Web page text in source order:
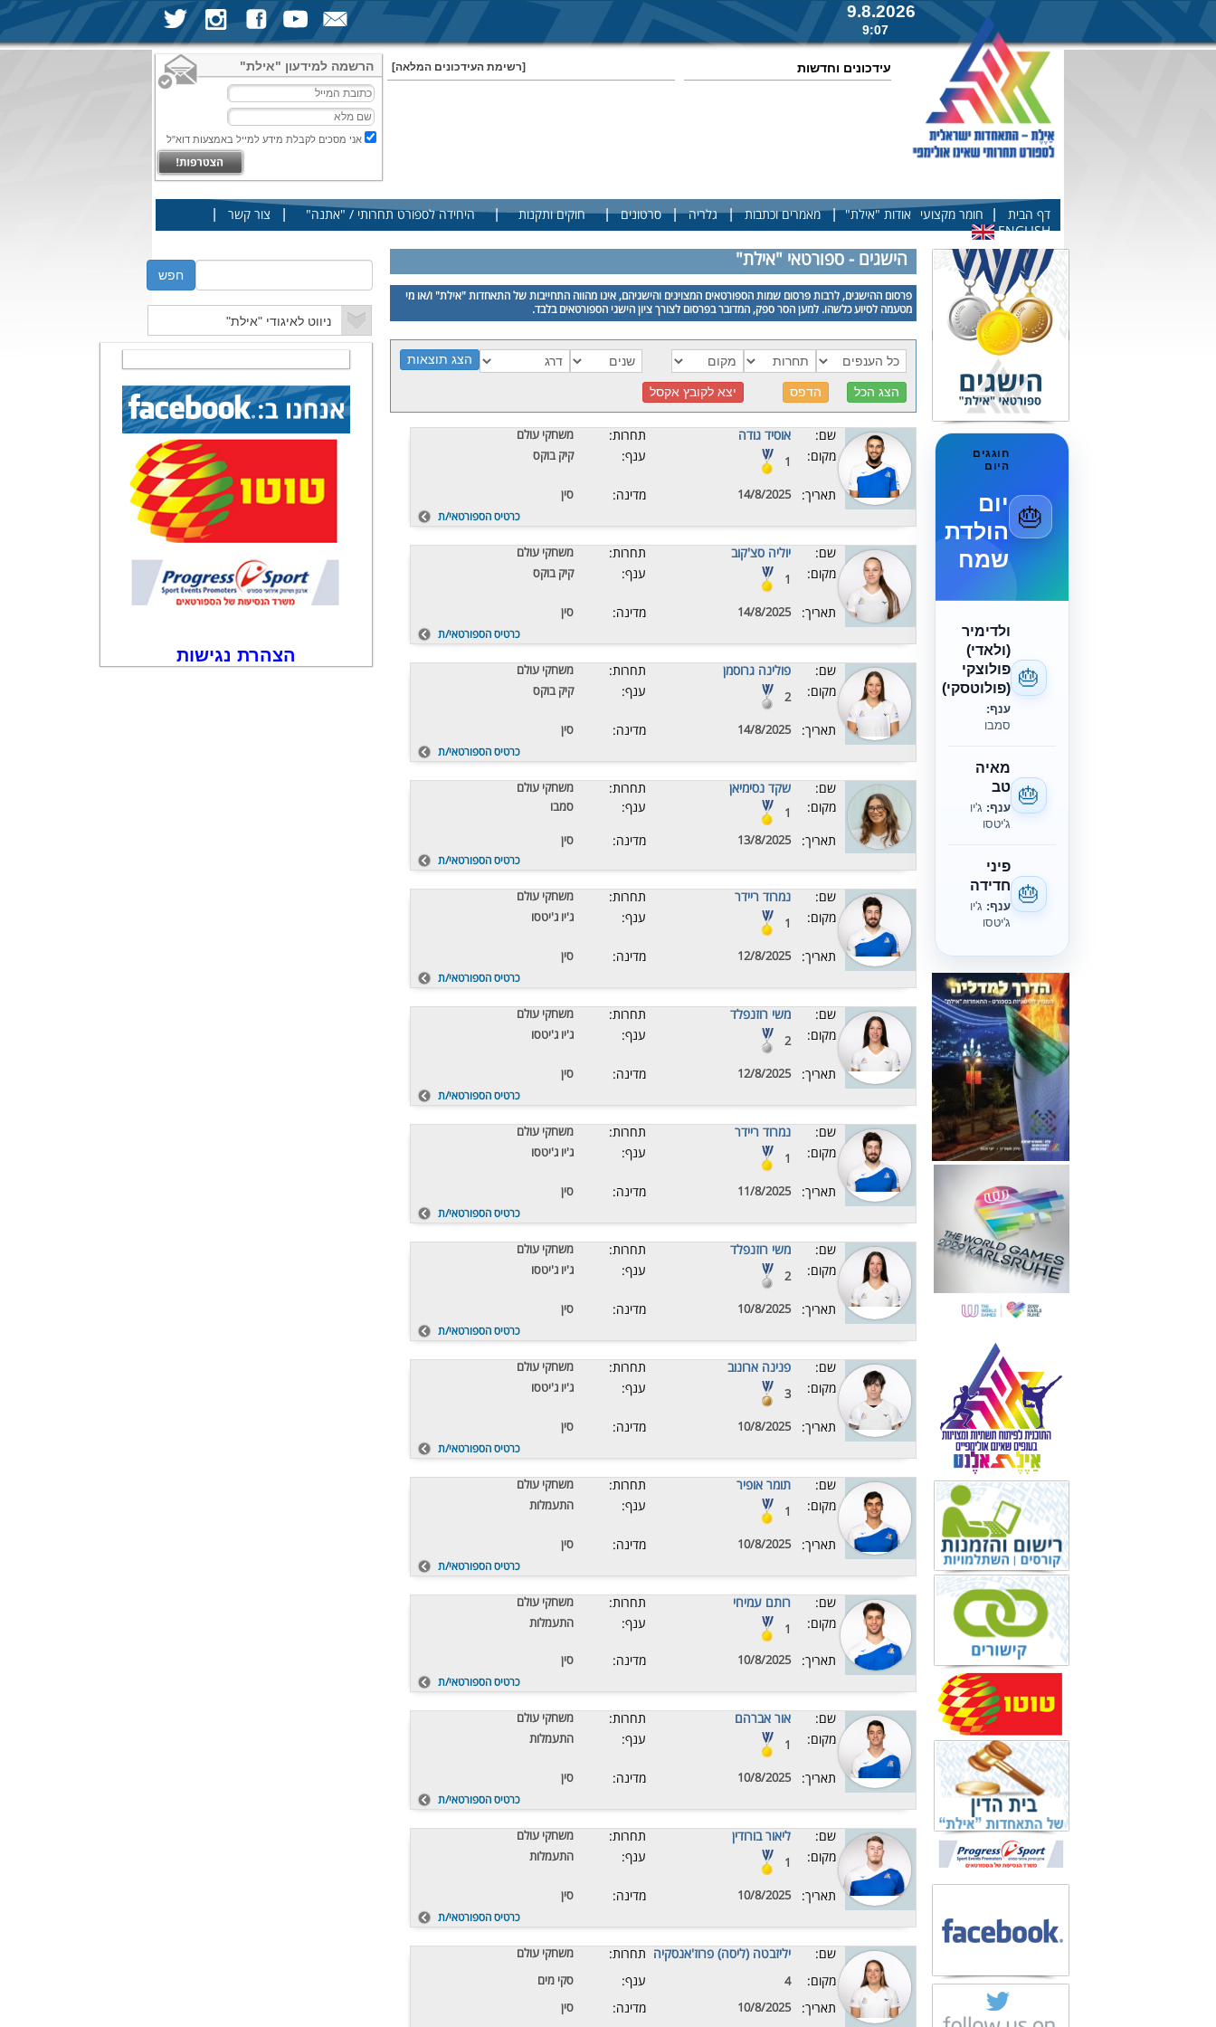
9.8.2026
9:07
הרשמה למידעון "אילת"
אני מסכים לקבלת מידע למייל באמצעות דוא"ל
עידכונים וחדשות [רשימת העידכונים המלאה]
דף הבית חומר מקצועי אודות "אילת" | מאמרים וכתבות | גלריה | סרטונים | חוקים ותקנות | היחידה לספורט תחרותי / "אתנה" צור קשר
ENGLISH
🎂
חוגגים
היום
יום
הולדת
שמח
🎂
ולדימיר
(ולאדי)
פולוצקי
(פולוטסקי)
ענף:
סמבו
🎂
מאיה
טב
ענף: ג'יו
ג'יטסו
🎂
פיני
חדידה
ענף: ג'יו
ג'יטסו
הישגים - ספורטאי "אילת"
פרסום ההישגים, לרבות פרסום שמות הספורטאים המצוינים והישגיהם, אינו מהווה התחייבות של התאחדות "אילת" ו/או מי
מטעמה לסיוע כלשהו. למען הסר ספק, המדובר בפרסום לצורך ציון הישגי הספורטאים בלבד.
שם: אוסיד גודה תחרות: משחקי עולם
מקום: 1 ענף: קיק בוקס
תאריך: 14/8/2025 מדינה: סין
כרטיס הספורטאי/ת
שם: יוליה סצ'קוב תחרות: משחקי עולם
מקום: 1 ענף: קיק בוקס
תאריך: 14/8/2025 מדינה: סין
כרטיס הספורטאי/ת
שם: פולינה גרוסמן תחרות: משחקי עולם
מקום: 2 ענף: קיק בוקס
תאריך: 14/8/2025 מדינה: סין
כרטיס הספורטאי/ת
שם: שקד נסימיאן תחרות: משחקי עולם
מקום: 1 ענף: סמבו
תאריך: 13/8/2025 מדינה: סין
כרטיס הספורטאי/ת
שם: נמרוד ריידר תחרות: משחקי עולם
מקום: 1 ענף: ג'יו ג'יטסו
תאריך: 12/8/2025 מדינה: סין
כרטיס הספורטאי/ת
שם: משי רוזנפלד תחרות: משחקי עולם
מקום: 2 ענף: ג'יו ג'יטסו
תאריך: 12/8/2025 מדינה: סין
כרטיס הספורטאי/ת
שם: נמרוד ריידר תחרות: משחקי עולם
מקום: 1 ענף: ג'יו ג'יטסו
תאריך: 11/8/2025 מדינה: סין
כרטיס הספורטאי/ת
שם: משי רוזנפלד תחרות: משחקי עולם
מקום: 2 ענף: ג'יו ג'יטסו
תאריך: 10/8/2025 מדינה: סין
כרטיס הספורטאי/ת
שם: פנינה ארונוב תחרות: משחקי עולם
מקום: 3 ענף: ג'יו ג'יטסו
תאריך: 10/8/2025 מדינה: סין
כרטיס הספורטאי/ת
שם: תומר אופיר תחרות: משחקי עולם
מקום: 1 ענף: התעמלות
תאריך: 10/8/2025 מדינה: סין
כרטיס הספורטאי/ת
שם: רותם עמיחי תחרות: משחקי עולם
מקום: 1 ענף: התעמלות
תאריך: 10/8/2025 מדינה: סין
כרטיס הספורטאי/ת
שם: אור אברהם תחרות: משחקי עולם
מקום: 1 ענף: התעמלות
תאריך: 10/8/2025 מדינה: סין
כרטיס הספורטאי/ת
שם: ליאור בורודין תחרות: משחקי עולם
מקום: 1 ענף: התעמלות
תאריך: 10/8/2025 מדינה: סין
כרטיס הספורטאי/ת
שם: יליזבטה (ליסה) פרוז'אנסקיה תחרות: משחקי עולם
מקום: 4 ענף: סקי מים
תאריך: 10/8/2025 מדינה: סין
הצהרת נגישות